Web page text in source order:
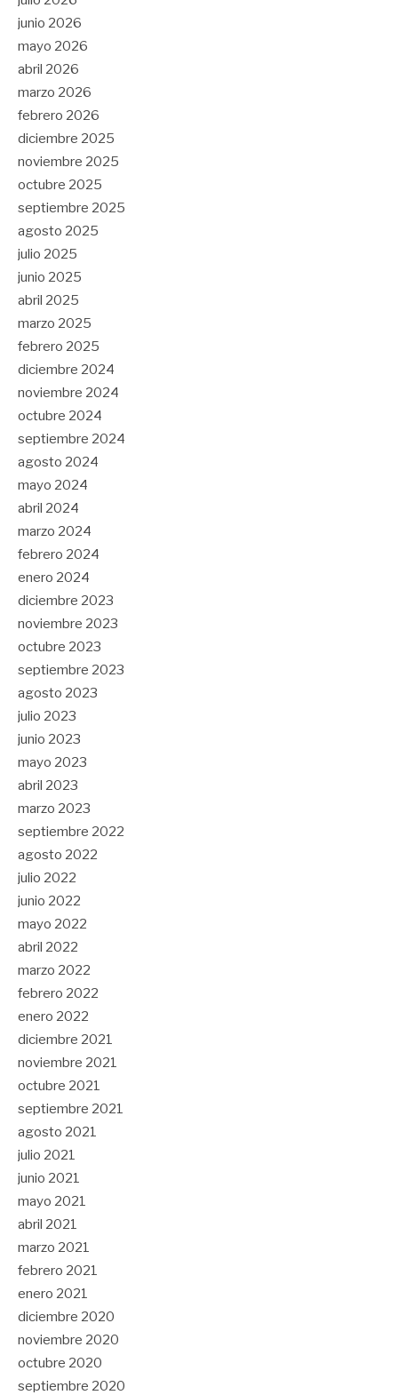
junio 2026
mayo 2026
abril 2026
marzo 2026
febrero 2026
diciembre 2025
noviembre 2025
octubre 2025
septiembre 2025
agosto 2025
julio 2025
junio 2025
abril 2025
marzo 2025
febrero 2025
diciembre 2024
noviembre 2024
octubre 2024
septiembre 2024
agosto 2024
mayo 2024
abril 2024
marzo 2024
febrero 2024
enero 2024
diciembre 2023
noviembre 2023
octubre 2023
septiembre 2023
agosto 2023
julio 2023
junio 2023
mayo 2023
abril 2023
marzo 2023
septiembre 2022
agosto 2022
julio 2022
junio 2022
mayo 2022
abril 2022
marzo 2022
febrero 2022
enero 2022
diciembre 2021
noviembre 2021
octubre 2021
septiembre 2021
agosto 2021
julio 2021
junio 2021
mayo 2021
abril 2021
marzo 2021
febrero 2021
enero 2021
diciembre 2020
noviembre 2020
octubre 2020
septiembre 2020